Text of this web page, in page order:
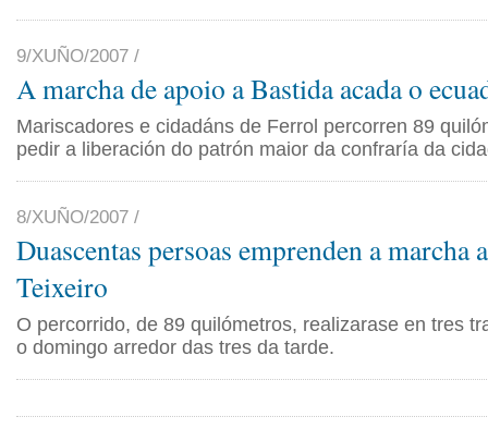
9/XUÑO/2007 /
A marcha de apoio a Bastida acada o
Mariscadores e cidadáns de Ferrol percorren 89
pedir a liberación do patrón maior da confraría da
8/XUÑO/2007 /
Duascentas persoas emprenden a marcha
Teixeiro
O percorrido, de 89 quilómetros, realizarase en tres
o domingo arredor das tres da tarde.